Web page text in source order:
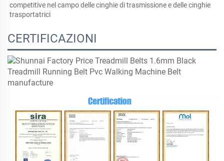
competitive nel campo delle cinghie di trasmissione e delle cinghie
trasportatrici
CERTIFICAZIONI